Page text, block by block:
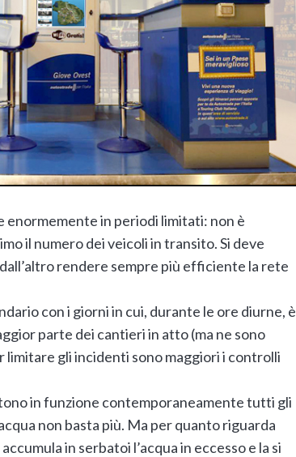
in periodi limitati: non è
il numero dei veicoli in transito. Si deve
rendere sempre più efficiente la rete
con i giorni in cui, durante le ore diurne, è
parte dei cantieri in atto (ma ne sono
limitare gli incidenti sono maggiori i controlli
in funzione contemporaneamente tutti gli
non basta più. Ma per quanto riguarda
in serbatoi l’acqua in eccesso e la si